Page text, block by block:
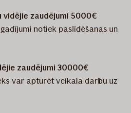
vidējie zaudējumi 5000€
notiek paslīdēšanas un
zaudējumi 30000€
var apturēt veikala darbu uz